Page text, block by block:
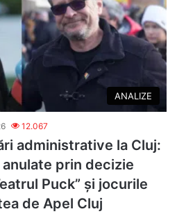
ANALIZE
12.067
administrative la Cluj:
prin decizie
Puck” și jocurile
de Apel Cluj